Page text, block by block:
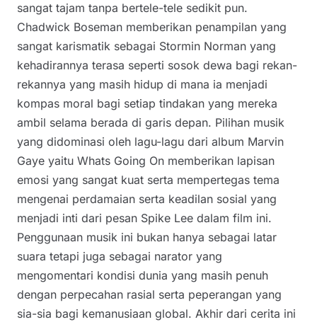
sangat tajam tanpa bertele-tele sedikit pun.
Chadwick Boseman memberikan penampilan yang
sangat karismatik sebagai Stormin Norman yang
kehadirannya terasa seperti sosok dewa bagi rekan-
rekannya yang masih hidup di mana ia menjadi
kompas moral bagi setiap tindakan yang mereka
ambil selama berada di garis depan. Pilihan musik
yang didominasi oleh lagu-lagu dari album Marvin
Gaye yaitu Whats Going On memberikan lapisan
emosi yang sangat kuat serta mempertegas tema
mengenai perdamaian serta keadilan sosial yang
menjadi inti dari pesan Spike Lee dalam film ini.
Penggunaan musik ini bukan hanya sebagai latar
suara tetapi juga sebagai narator yang
mengomentari kondisi dunia yang masih penuh
dengan perpecahan rasial serta peperangan yang
sia-sia bagi kemanusiaan global. Akhir dari cerita ini